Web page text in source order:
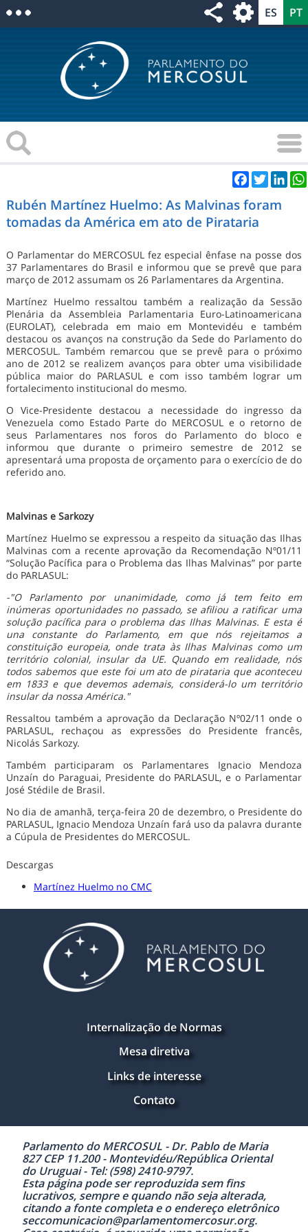
Facebook
Twitter
Rubén Martínez Huelmo: As Malvinas foram
tomadas da América em ato de Pirataria
O Parlamentar do MERCOSUL fez especial ênfase na posse dos
37 Parlamentares do Brasil e informou que se prevê que para
março de 2012 assumam os 26 Parlamentares da Argentina.
Martínez Huelmo ressaltou também a realização da Sessão
Plenária da Assembleia Parlamentaria Euro-Latinoamericana
(EUROLAT), celebrada em maio em Montevidéu e também
destacou os avanços na construção da Sede do Parlamento do
MERCOSUL. Também remarcou que se prevê para o próximo
ano de 2012 se realizem avanços para obter uma visibilidade
pública maior do PARLASUL e com isso também lograr um
fortalecimento institucional do mesmo.
O Vice-Presidente destacou a necessidade do ingresso da
Venezuela como Estado Parte do MERCOSUL e o retorno de
seus Parlamentares nos foros do Parlamento do bloco e
informou que durante o primeiro semestre de 2012 se
apresentará uma proposta de orçamento para o exercício de do
referido ano.
Malvinas e Sarkozy
Martínez Huelmo se expressou a respeito da situação das Ilhas
Malvinas com a recente aprovação da Recomendação Nº01/11
“Solução Pacífica para o Problema das Ilhas Malvinas” por parte
do PARLASUL:
-"O Parlamento por unanimidade, como já tem feito em
inúmeras oportunidades no passado, se afiliou a ratificar uma
solução pacífica para o problema das Ilhas Malvinas. E esta é
una constante do Parlamento, em que nós rejeitamos a
constituição europeia, onde trata às Ilhas Malvinas como um
território colonial, insular da UE. Quando em realidade, nós
todos sabemos que este foi um ato de pirataria que aconteceu
em 1833 e que devemos ademais, considerá-lo um território
insular da nossa América."
Ressaltou também a aprovação da Declaração Nº02/11 onde o
PARLASUL, rechaçou as expressões do Presidente francês,
Nicolás Sarkozy.
Também participaram os Parlamentares Ignacio Mendoza
Unzaín do Paraguai, Presidente do PARLASUL, e o Parlamentar
José Stédile de Brasil.
No dia de amanhã, terça-feira 20 de dezembro, o Presidente do
PARLASUL, Ignacio Mendoza Unzaín fará uso da palavra durante
a Cúpula de Presidentes do MERCOSUL.
Descargas
Martínez Huelmo no CMC
Internalização de Normas
Mesa diretiva
Links de interesse
Contato
Parlamento do MERCOSUL - Dr. Pablo de Maria
827 CEP 11.200 - Montevidéu/República Oriental
do Uruguai - Tel: (598) 2410-9797.
Esta página pode ser reproduzida sem fins
lucrativos, sempre e quando não seja alterada,
citando a fonte completa e o endereço eletrônico
seccomunicacion@parlamentomercosur.org.